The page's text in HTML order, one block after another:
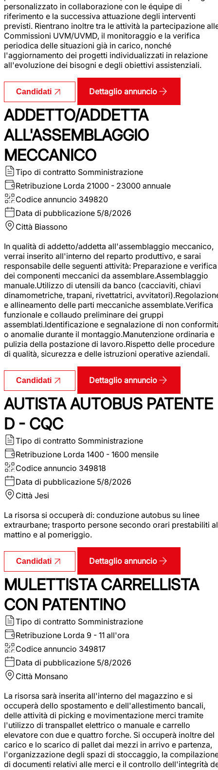
personalizzato in collaborazione con le équipe di
riferimento e la successiva attuazione degli interventi
previsti. Rientrano inoltre tra le attività la partecipazione
Commissioni UVM/UVMD, il monitoraggio e la verifica
periodica delle situazioni già in carico, nonché
l'aggiornamento dei progetti individualizzati in relazione
all'evoluzione dei bisogni e degli obiettivi assistenziali.
Candidati Dettaglio annuncio
ADDETTO/ADDETTA
ALL'ASSEMBLAGGIO
MECCANICO
Tipo di contratto Somministrazione
Retribuzione Lorda 21000 - 23000 annuale
Codice annuncio 349820
Data di pubblicazione 5/8/2026
Città Biassono
In qualità di addetto/addetta all'assemblaggio meccanico,
verrai inserito all'interno del reparto produttivo, e sarai
responsabile delle seguenti attività: Preparazione e verifica
dei componenti meccanici da assemblare.Assemblaggio
manuale.Utilizzo di utensili da banco (cacciaviti, chiavi
dinamometriche, trapani, rivettatrici,
e allineamento delle parti meccaniche assemblate.Verifica
funzionale e collaudo preliminare dei gruppi
assemblati.Identificazione e segnalazione di non
o anomalie durante il montaggio.Manutenzione ordinaria e
pulizia della postazione di lavoro.Rispetto delle procedure
di qualità, sicurezza e delle istruzioni operative aziendali.
Candidati Dettaglio annuncio
AUTISTA AUTOBUS PATENTE
D - CQC
Tipo di contratto Somministrazione
Retribuzione Lorda 1400 - 1600 mensile
Codice annuncio 349818
Data di pubblicazione 5/8/2026
Città Jesi
La risorsa si occuperà di: conduzione autobus su linee
extraurbane; trasporto persone secondo orari prestabiliti al
mattino e al pomeriggio.
Candidati Dettaglio annuncio
MULETTISTA CARRELLISTA
CON PATENTINO
Tipo di contratto Somministrazione
Retribuzione Lorda 9 - 11 all'ora
Codice annuncio 349817
Data di pubblicazione 5/8/2026
Città Monsano
La risorsa sarà inserita all'interno del magazzino e si
occuperà dello spostamento e dell'allestimento bancali,
delle attività di picking e movimentazione merci tramite
l'utilizzo di transpallet elettrico o manuale e carrello
elevatore con due e quattro forche. Si occuperà inoltre del
carico e lo scarico di pallet dai mezzi in arrivo e partenza,
l'organizzazione degli spazi di stoccaggio, la
di documenti relativi alle merci e il controllo dell'integrità